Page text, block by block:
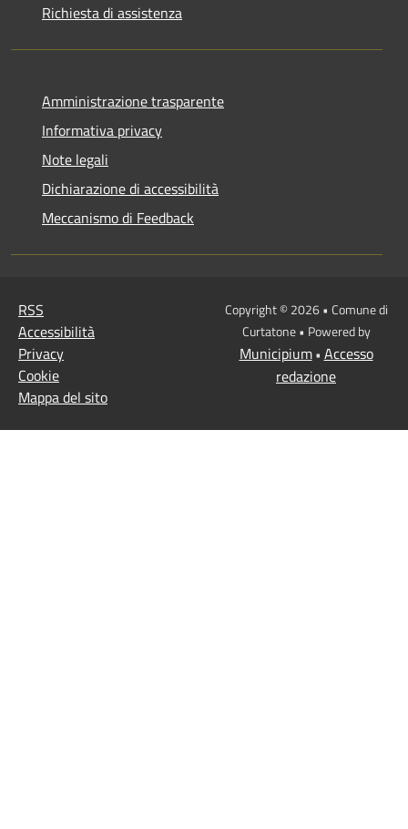
Richiesta di assistenza
Amministrazione trasparente
Informativa privacy
Note legali
Dichiarazione di accessibilità
Meccanismo di Feedback
RSS
Accessibilità
Privacy
Cookie
Mappa del sito
Copyright © 2026 • Comune di
Curtatone • Powered by
Municipium• Accesso
redazione